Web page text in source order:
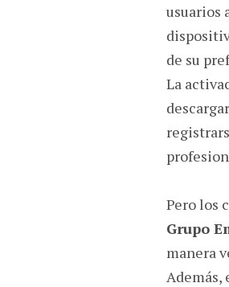
usuarios
de su
La
Pero los
Grupo
manera
Además,